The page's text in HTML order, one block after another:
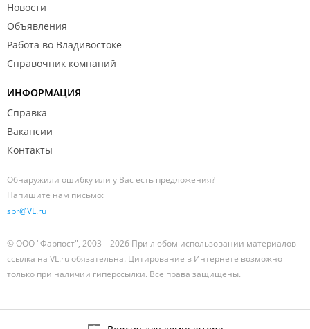
Новости
Объявления
Работа во Владивостоке
Справочник компаний
ИНФОРМАЦИЯ
Справка
Вакансии
Контакты
Обнаружили ошибку или у Вас есть предложения?
Напишите нам письмо:
spr@VL.ru
© ООО "Фарпост", 2003—2026 При любом использовании материалов
ссылка на VL.ru обязательна. Цитирование в Интернете возможно
только при наличии гиперссылки. Все права защищены.